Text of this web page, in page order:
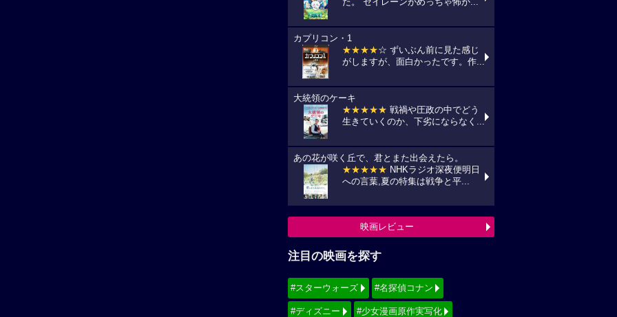
た。 セイレーンがめっちゃ怖か...
カプリコン・1
★★★★☆ ずいぶん前に見た感じ
がしますが、面白かったです。作...
大統領のケーキ
★★★★★ 戦禍や圧政の中でどう
生きていくのか、下劣にならなく...
あの花が咲く丘で、君とまた出会えたら。
★★★★★ NHKラジオ深夜便明日
への言葉,夏の特集は戦争と平...
映画レビュー
注目の映画を探す
#スターウォーズ #名探偵コナン
#ディズニー #少女漫画原作実写化